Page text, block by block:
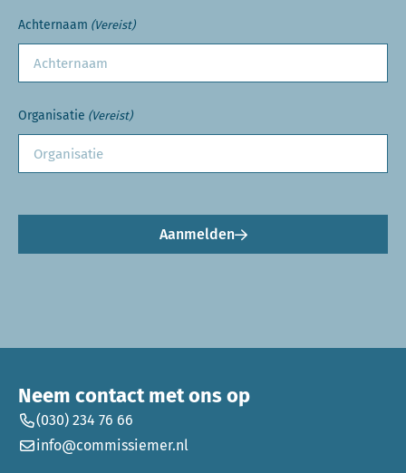
Achternaam (Vereist)
Organisatie (Vereist)
Aanmelden
Neem contact met ons op
(030) 234 76 66
info@commissiemer.nl